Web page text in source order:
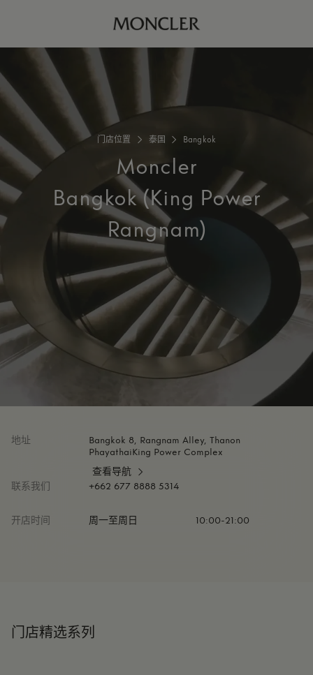
门店位置 泰国 Bangkok
Moncler
Bangkok (King Power
Rangnam)
地址
Bangkok 8, Rangnam Alley, Thanon
PhayathaiKing Power Complex
查看导航
联系我们
+662 677 8888 5314
开店时间 周一至周日 10:00-21:00
门店精选系列